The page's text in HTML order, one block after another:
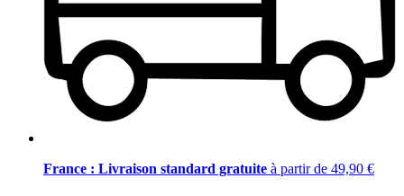
France : Livraison standard gratuite à partir de 49,90 €